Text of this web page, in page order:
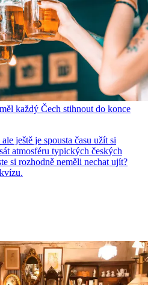
každý Čech stihnout do konce
ještě je spousta času užít si
atmosféru typických českých
si rozhodně neměli nechat ujít?